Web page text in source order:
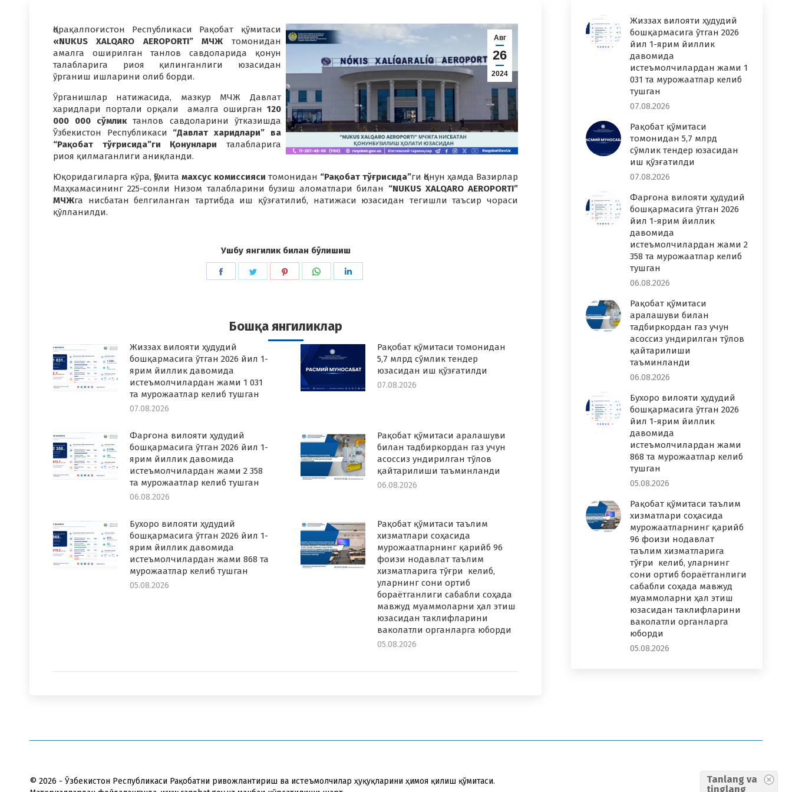
Авг
26
2024
Қорақалпоғистон Республикаси Рақобат қўмитаси
«NUKUS XALQARO AEROPORTI” МЧЖ томонидан
амалга оширилган танлов савдоларида қонун
талабларига риоя қилинганлиги юзасидан
ўрганиш ишларини олиб борди.
Ўрганишлар натижасида, мазкур МЧЖ Давлат
харидлари портали орқали амалга оширган 120
000 000 сўмликтанлов савдоларини ўтказишда
Ўзбекистон Республикаси “Давлат харидлари” ва
“Рақобат тўғрисида”ги Қонунлари талабларига
риоя қилмаганлиги аниқланди.
Юқоридагиларга кўра, Қўмита махсус комиссияси томонидан “Рақобат тўғрисида”ги Қонун ҳамда Вазирлар
Маҳкамасининг 225-сонли Низом талабларини бузиш аломатлари билан “NUKUS XALQARO AEROPORTI”
МЧЖга нисбатан белгиланган тартибда иш қўзғатилиб, натижаси юзасидан тегишли таъсир чораси
қўлланилди.
Ушбу янгилик билан бўлишиш
Share
Share
Share
Share
Бошқа янгиликлар
Жиззах вилояти ҳудудий
бошқармасига ўтган 2026 йил 1-
ярим йиллик давомида
истеъмолчилардан жами 1 031
та мурожаатлар келиб тушган
07.08.2026
Рақобат қўмитаси томонидан
5,7 млрд сўмлик тендер
юзасидан иш қўзғатилди
07.08.2026
Фарғона вилояти ҳудудий
бошқармасига ўтган 2026 йил 1-
ярим йиллик давомида
истеъмолчилардан жами 2 358
та мурожаатлар келиб тушган
06.08.2026
Рақобат қўмитаси аралашуви
билан тадбиркордан газ учун
асоссиз ундирилган тўлов
қайтарилиши таъминланди
06.08.2026
Бухоро вилояти ҳудудий
бошқармасига ўтган 2026 йил 1-
ярим йиллик давомида
истеъмолчилардан жами 868 та
мурожаатлар келиб тушган
05.08.2026
Рақобат қўмитаси таълим
хизматлари соҳасида
мурожаатларнинг қарийб 96
фоизи нодавлат таълим
хизматларига тўғри келиб,
уларнинг сони ортиб
бораётганлиги сабабли соҳада
мавжуд муаммоларни ҳал этиш
юзасидан таклифларини
ваколатли органларга юборди
05.08.2026
Жиззах вилояти ҳудудий
бошқармасига ўтган 2026
йил 1-ярим йиллик
давомида
истеъмолчилардан жами 1
031 та мурожаатлар келиб
тушган
07.08.2026
Рақобат қўмитаси
томонидан 5,7 млрд
сўмлик тендер юзасидан
иш қўзғатилди
07.08.2026
Фарғона вилояти ҳудудий
бошқармасига ўтган 2026
йил 1-ярим йиллик
давомида
истеъмолчилардан жами 2
358 та мурожаатлар келиб
тушган
06.08.2026
Рақобат қўмитаси
аралашуви билан
тадбиркордан газ учун
асоссиз ундирилган тўлов
қайтарилиши
таъминланди
06.08.2026
Бухоро вилояти ҳудудий
бошқармасига ўтган 2026
йил 1-ярим йиллик
давомида
истеъмолчилардан жами
868 та мурожаатлар келиб
тушган
05.08.2026
Рақобат қўмитаси таълим
хизматлари соҳасида
мурожаатларнинг қарийб
96 фоизи нодавлат
таълим хизматларига
тўғри келиб, уларнинг
сони ортиб бораётганлиги
сабабли соҳада мавжуд
муаммоларни ҳал этиш
юзасидан таклифларини
ваколатли органларга
юборди
05.08.2026
© 2026 - Ўзбекистон Республикаси Рақобатни ривожлантириш ва истеъмолчилар ҳуқуқларини ҳимоя қилиш қўмитаси.
Tanlang va
tinglang